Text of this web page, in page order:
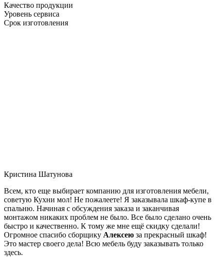
Качество продукции
Уровень сервиса
Срок изготовления
Кристина Шатунова
Всем, кто еще выбирает компанию для изготовления мебели,
советую Кухни мол! Не пожалеете! Я заказывала шкаф-купе в
спальню. Начиная с обсуждения заказа и заканчивая
монтажом никаких проблем не было. Все было сделано очень
быстро и качественно. К тому же мне ещё скидку сделали!
Огромное спасибо сборщику Алексею за прекрасный шкаф!
Это мастер своего дела! Всю мебель буду заказывать только
здесь.